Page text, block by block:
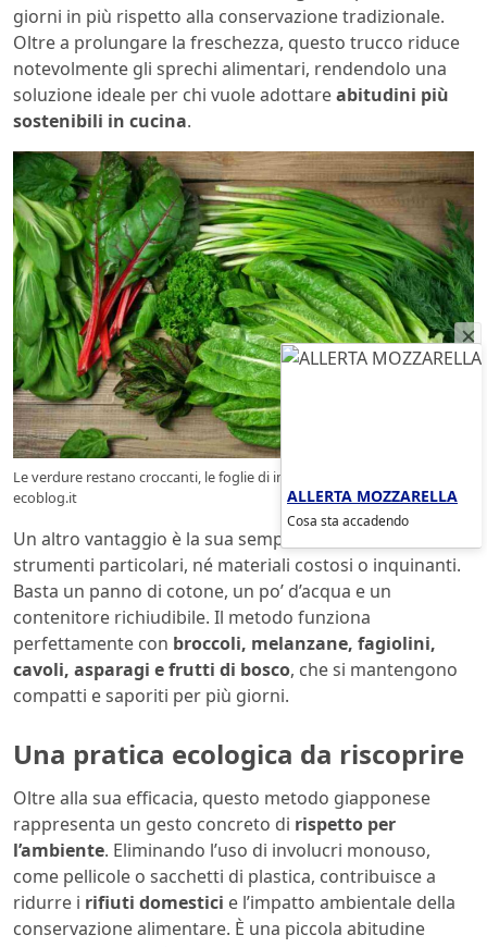
giorni in più rispetto alla conservazione tradizionale.
Oltre a prolungare la freschezza, questo trucco riduce
notevolmente gli sprechi alimentari, rendendolo una
soluzione ideale per chi vuole adottareabitudini più
sostenibili in cucina.
Le verdure restano croccanti, le foglie di insalata non appassiscono –
ecoblog.it
Un altro vantaggio è la sua semplicità: non richiede
strumenti particolari, né materiali costosi o inquinanti.
Basta un panno di cotone, un po’ d’acqua e un
contenitore richiudibile. Il metodo funziona
perfettamente con broccoli, melanzane, fagiolini,
cavoli, asparagi e frutti di bosco, che si mantengono
compatti e saporiti per più giorni.
Una pratica ecologica da riscoprire
Oltre alla sua efficacia, questo metodo giapponese
rappresenta un gesto concreto di rispetto per
l’ambiente. Eliminando l’uso di involucri monouso,
come pellicole o sacchetti di plastica, contribuisce a
ridurre i rifiuti domestici e l’impatto ambientale della
conservazione alimentare. È una piccola abitudine
ALLERTA MOZZARELLA
Cosa sta accadendo